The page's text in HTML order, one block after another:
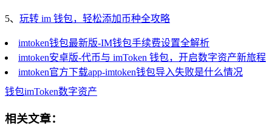
5、 玩转 im 钱包，轻松添加币种全攻略
imtoken钱包最新版-IM钱包手续费设置全解析
imtoken安卓版-代币与 imToken 钱包，开启数字资产新旅程
imtoken官方下载app-imtoken钱包导入失败是什么情况
钱包imToken数字资产
相关文章：